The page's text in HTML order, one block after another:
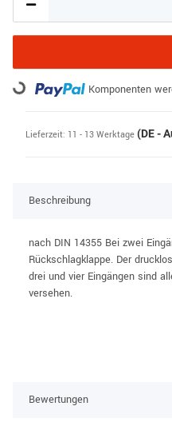
Loading... Komponenten
Lieferzeit: 11 - 13 Werktage (DE -
Beschreibung
nach DIN 14355 Bei zwei
Rückschlagklappe. Der
drei und vier Eingängen sind
versehen.
Bewertungen